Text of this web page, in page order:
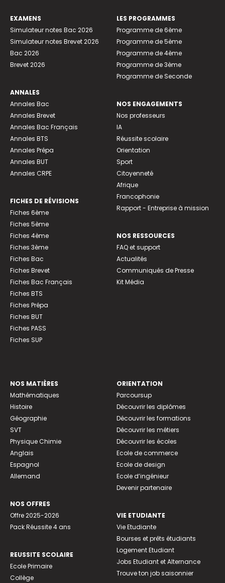
EXAMENS
Simulateur notes Bac 2026
Simulateur notes Brevet 2026
Bac 2026
Brevet 2026
ANNALES
Annales Bac
Annales Brevet
Annales Bac Français
Annales BTS
Annales Prépa
Annales BUT
Annales CRPE
FICHES DE RÉVISIONS
Fiches 6ème
Fiches 5ème
Fiches 4ème
Fiches 3ème
Fiches Bac
Fiches Brevet
Fiches Bac Français
Fiches BTS
Fiches Prépa
Fiches BUT
Fiches PASS
Fiches SUP
LES PROGRAMMES
Programme de 6ème
Programme de 5ème
Programme de 4ème
Programme de 3ème
Programme de Seconde
NOS ENGAGEMENTS
Nos professeurs
IA
Réussite scolaire
Orientation
Sport
Citoyenneté
Afrique
Francophonie
Rapport - Entreprise à mission
NOS RESSOURCES
FAQ et support
Actualités
Communiqués de Presse
Kit Média
NOS MATIÈRES
Mathématiques
Histoire
Géographie
SVT
Physique Chimie
Anglais
Espagnol
Allemand
NOS OFFRES
Offre 2025-2026
Pack Réussite 4 ans
REUSSITE SCOLAIRE
Ecole Primaire
Collège
ORIENTATION
Parcoursup
Découvrir les diplômes
Découvrir les formations
Découvrir les métiers
Découvrir les écoles
Ecole de commerce
Ecole de design
Ecole d’ingénieur
Devenir partenaire
VIE ETUDIANTE
Vie Etudiante
Bourses et prêts étudiants
Logement Etudiant
Jobs Etudiant et Alternance
Trouve ton job saisonnier